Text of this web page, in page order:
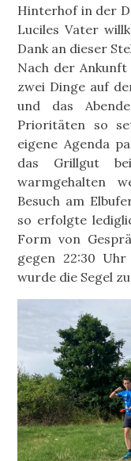
Hinterhof in der
Luciles Vater
Dank an dieser
Nach der
zwei Dinge auf
und das
Prioritäten so
eigene Agenda
das Grillgut
warmgehalten
Besuch am
so erfolgte
Form von
gegen 22:30
wurde die Segel